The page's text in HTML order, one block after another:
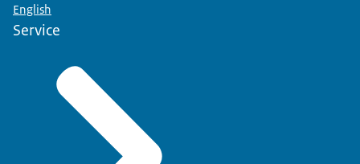
English
Service